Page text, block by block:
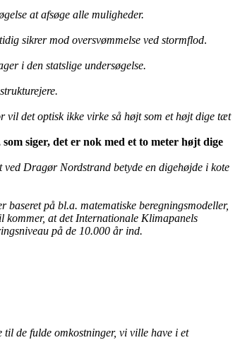
at afsøge alle muligheder.
sikrer mod oversvømmelse ved stormflod.
i den statslige undersøgelse.
vil det optisk ikke virke så højt som et højt dige tæt
siger, det er nok med et to meter højt dige
Dragør Nordstrand betyde en digehøjde i kote
på bl.a. matematiske beregningsmodeller,
at det Internationale Klimapanels
på de 10.000 år ind.
de fulde omkostninger, vi ville have i et